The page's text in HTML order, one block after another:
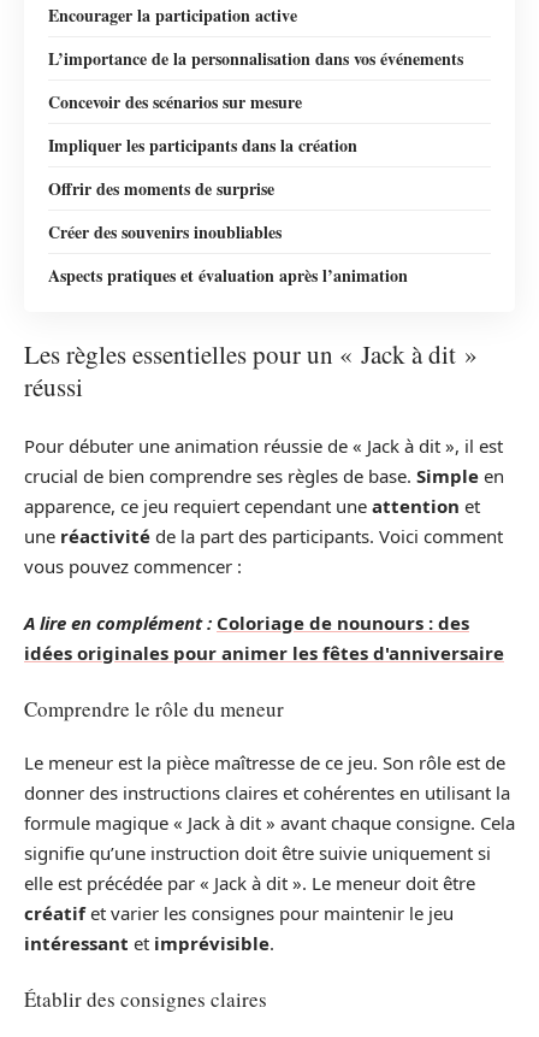
Encourager la participation active
L’importance de la personnalisation dans vos événements
Concevoir des scénarios sur mesure
Impliquer les participants dans la création
Offrir des moments de surprise
Créer des souvenirs inoubliables
Aspects pratiques et évaluation après l’animation
Les règles essentielles pour un « Jack à dit »
réussi
Pour débuter une animation réussie de « Jack à dit », il est
crucial de bien comprendre ses règles de base. Simple en
apparence, ce jeu requiert cependant une attention et
une réactivité de la part des participants. Voici comment
vous pouvez commencer :
A lire en complément : Coloriage de nounours : des
idées originales pour animer les fêtes d'anniversaire
Comprendre le rôle du meneur
Le meneur est la pièce maîtresse de ce jeu. Son rôle est de
donner des instructions claires et cohérentes en utilisant la
formule magique « Jack à dit » avant chaque consigne. Cela
signifie qu’une instruction doit être suivie uniquement si
elle est précédée par « Jack à dit ». Le meneur doit être
créatifet varier les consignes pour maintenir le jeu
intéressant et imprévisible.
Établir des consignes claires